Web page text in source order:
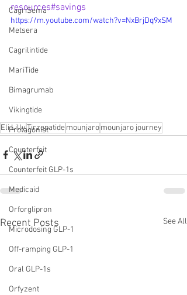
CagriSema
Metsera
Cagrilintide
MariTide
Bimagrumab
Vikingtide
Protagonist
Counterfeit
Counterfeit GLP-1s
Medicaid
Orforglipron
Microdosing GLP-1
Off-ramping GLP-1
Oral GLP-1s
Orfyzent
resources#savings
https://m.youtube.com/watch?v=NxBrjDq9xSM
Eli LillyTirzepatidemounjaromounjaro journey
Recent Posts See All